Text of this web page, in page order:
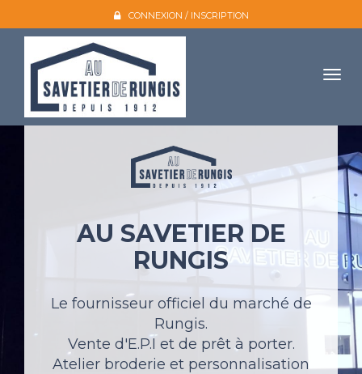
CONNEXION / INSCRIPTION
L'entreprise
Nos produits
Galerie photo
Atelier broderie
Catalogues
Mon compte
Devis et contact
AU SAVETIER DE
RUNGIS
Le fournisseur officiel du marché de
Rungis.
Vente d'E.P.I et de prêt à porter.
Atelier broderie et personnalisation